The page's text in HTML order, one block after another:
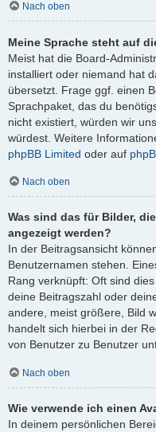
Nach oben
Meine Sprache steht auf
Meist hat die Board-
installiert oder niemand hat
übersetzt. Frage ggf. einen
Sprachpaket, das du
nicht existiert, würden wir
würdest. Weitere
phpBB Limited oder auf
Nach oben
Was sind das für Bilder,
angezeigt werden?
In der Beitragsansicht
Benutzernamen stehen.
Rang verknüpft: Oft sind
deine Beitragszahl oder
andere, meist größere, Bild
handelt sich hierbei in der
von Benutzer zu Benutzer
Nach oben
Wie verwende ich einen
In deinem persönlichen